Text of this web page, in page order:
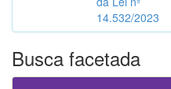
14.532/2023
Busca facetada